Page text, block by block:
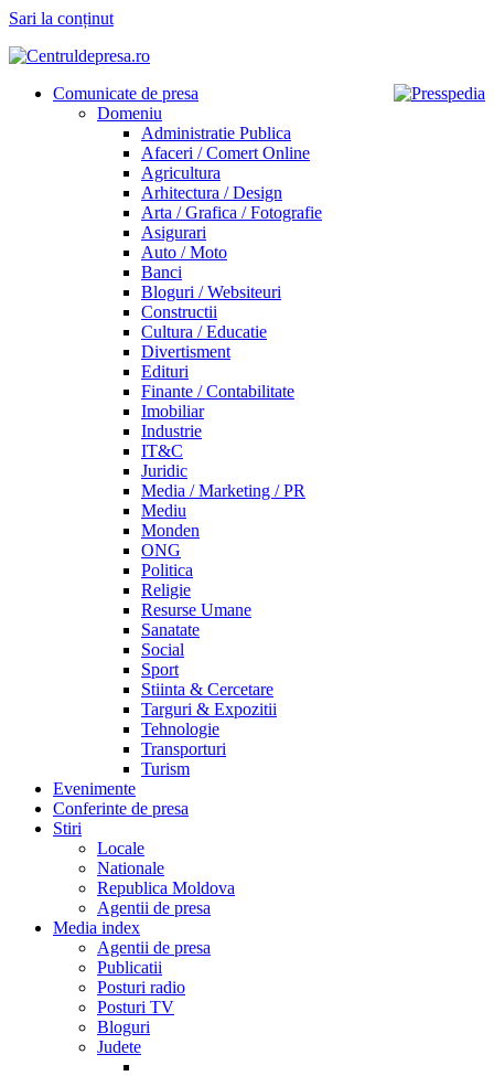
Sari la conținut
Comunicate de presa
Domeniu
Administratie Publica
Afaceri / Comert Online
Agricultura
Arhitectura / Design
Arta / Grafica / Fotografie
Asigurari
Auto / Moto
Banci
Bloguri / Websiteuri
Constructii
Cultura / Educatie
Divertisment
Edituri
Finante / Contabilitate
Imobiliar
Industrie
IT&C
Juridic
Media / Marketing / PR
Mediu
Monden
ONG
Politica
Religie
Resurse Umane
Sanatate
Social
Sport
Stiinta & Cercetare
Targuri & Expozitii
Tehnologie
Transporturi
Turism
Evenimente
Conferinte de presa
Stiri
Locale
Nationale
Republica Moldova
Agentii de presa
Media index
Agentii de presa
Publicatii
Posturi radio
Posturi TV
Bloguri
Judete